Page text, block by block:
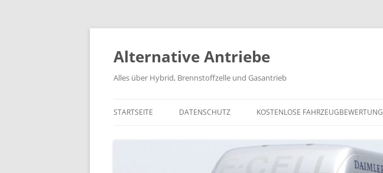
Alternative Antriebe
Alles über Hybrid, Brennstoffzelle und Gasantrieb
STARTSEITE DATENSCHUTZ KOSTENLOSE FAHRZEUGBEWERTUNG